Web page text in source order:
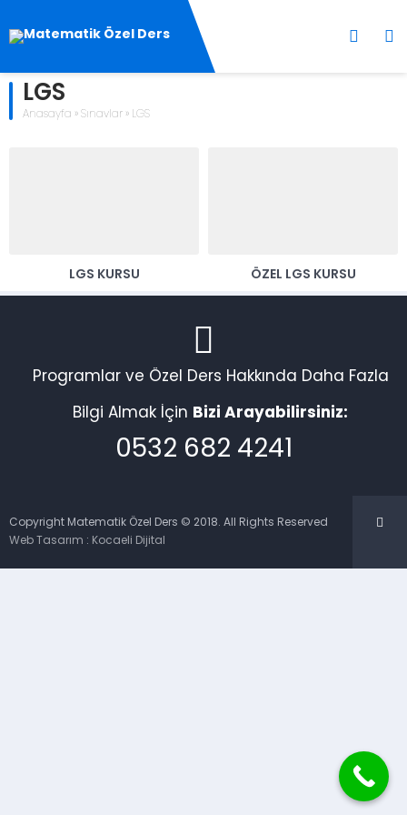
LGS
Anasayfa » Sınavlar » LGS
LGS KURSU ÖZEL LGS KURSU
Programlar ve Özel Ders Hakkında Daha Fazla
Bilgi Almak İçin Bizi Arayabilirsiniz:
0532 682 4241
Copyright Matematik Özel Ders © 2018. All Rights Reserved
Web Tasarım : Kocaeli Dijital